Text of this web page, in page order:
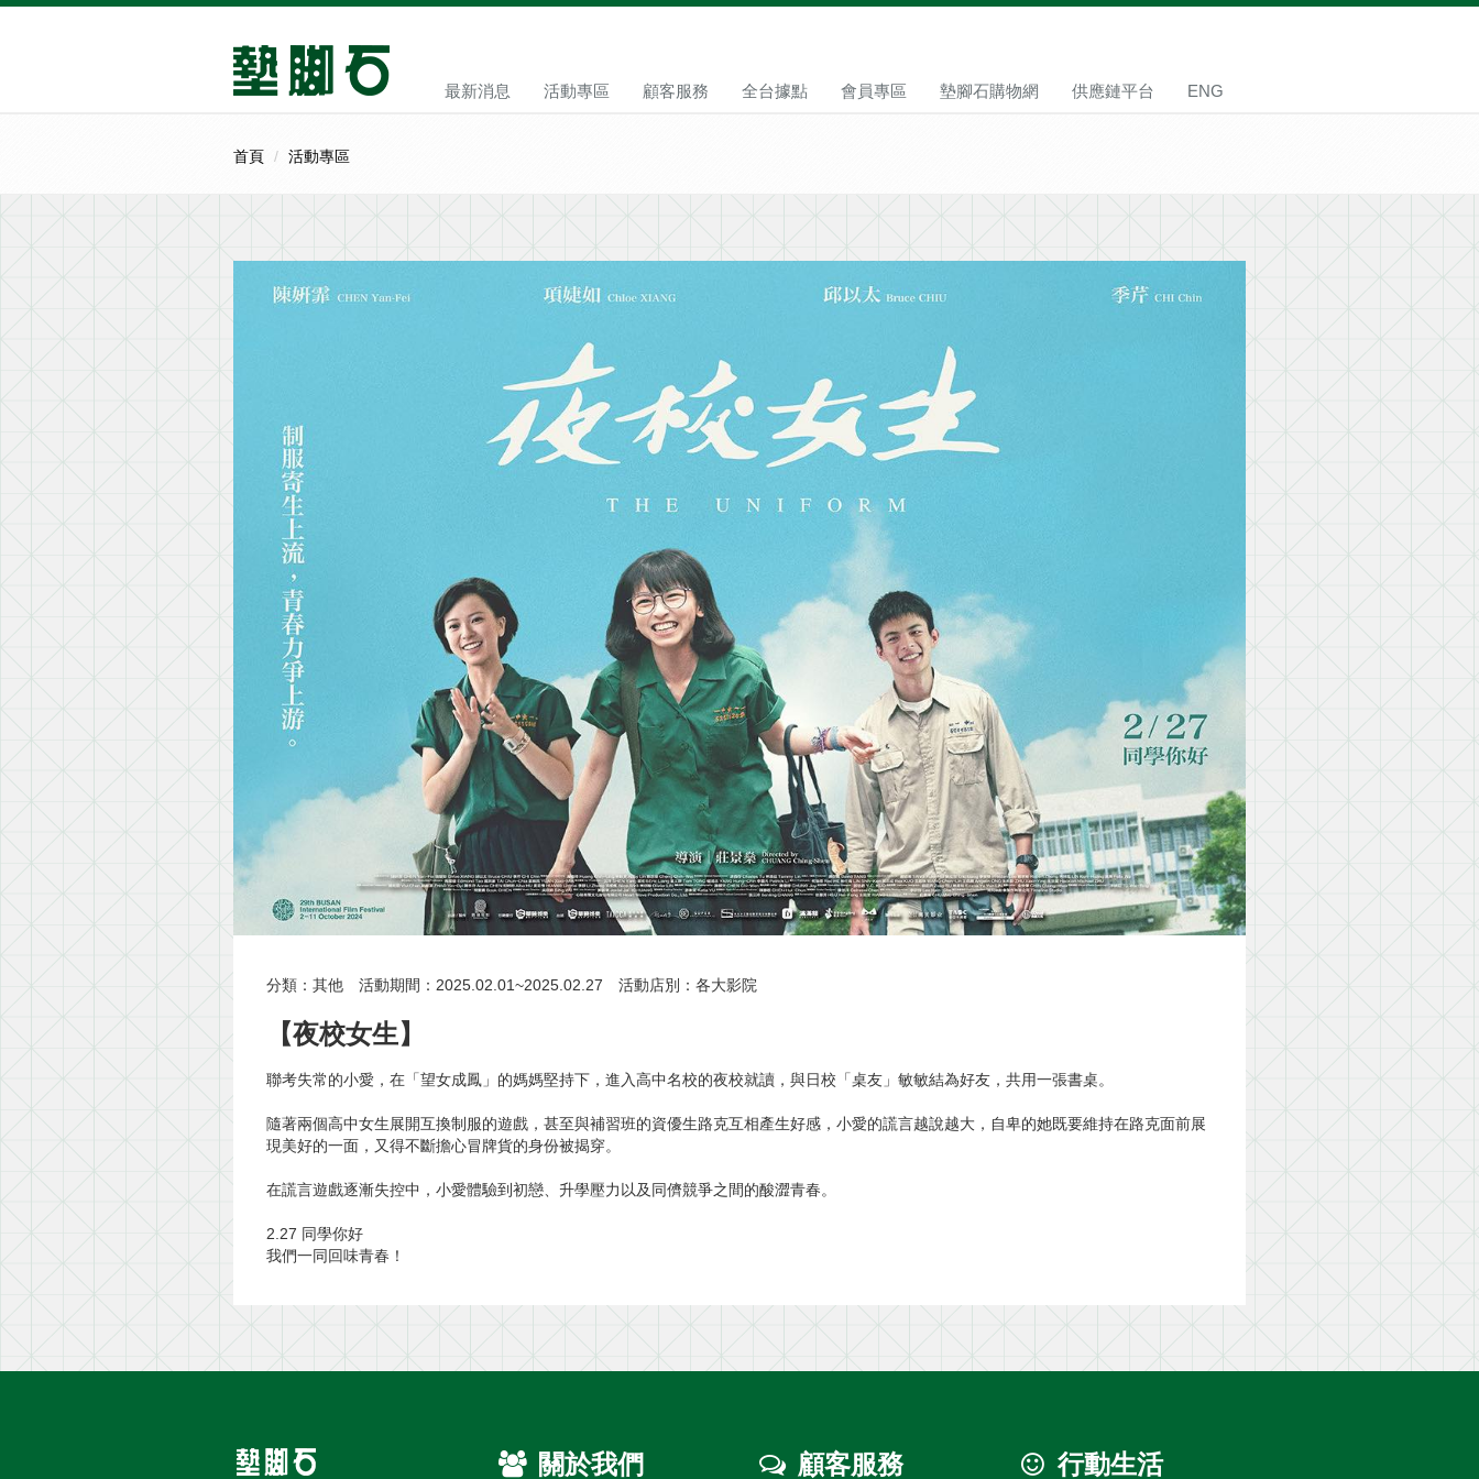
最新消息 活動專區 顧客服務 全台據點 會員專區 墊腳石購物網 供應鏈平台 ENG
首頁 活動專區
分類：其他 活動期間：2025.02.01~2025.02.27 活動店別：各大影院
【夜校女生】
聯考失常的小愛，在「望女成鳳」的媽媽堅持下，進入高中名校的夜校就讀，與日校「桌友」敏敏結為好友，共用一張書桌。
隨著兩個高中女生展開互換制服的遊戲，甚至與補習班的資優生路克互相產生好感，小愛的謊言越說越大，自卑的她既要維持在路克面前展
現美好的一面，又得不斷擔心冒牌貨的身份被揭穿。
在謊言遊戲逐漸失控中，小愛體驗到初戀、升學壓力以及同儕競爭之間的酸澀青春。
2.27 同學你好
我們一同回味青春！
關於我們 顧客服務 行動生活